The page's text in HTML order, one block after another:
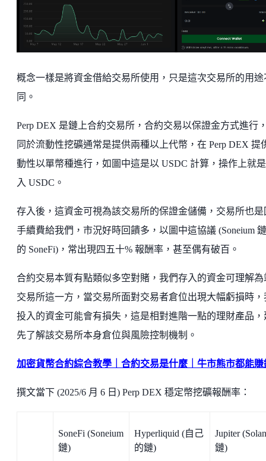
概念一樣是將資金借給交易所使用，只是這次交易所的用途
同。
Perp DEX 是鏈上合約交易所，合約交易以保證金方式進行
同於流動性挖礦通常是提供兩種以上代幣，在 Perp DEX 提
動性以單幣種進行，如圖中這是以 USDC 計算，操作上就
入 USDC。
存入後，這資金可視為該交易所的保證金儲備，交易所也是
手續費給我們，市況好時回饋多，以圖中這協議 (Soneium
的 SoneFi)，常出現四五十% 報酬率，甚至偶有破百。
合約交易本質有點類似多空對賭，我們存入的資金可理解為
交易所這一方，當交易所面對交易者倉位出現大幅虧損時，
投入的資金可能會有損失，這是相對進階一點的理財產品，
先了解該交易所本身倉位與風險控制機制。
加密貨幣合約綜合教學｜合約交易是什麼｜牛市熊市都能賺
撰文當下 (2025/6 月 6 日) Perp DEX 穩定幣挖礦報酬率：
SoneFi (Soneium
鏈)
Hyperliquid (自己
的鏈)
Jupiter
鏈)